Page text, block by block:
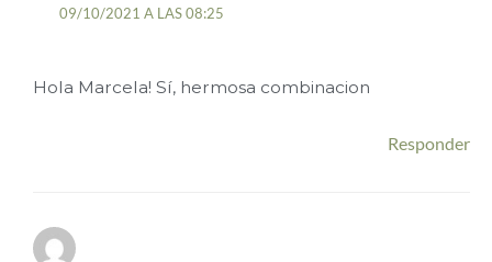
09/10/2021 A LAS 08:25
Hola Marcela! Sí, hermosa combinacion
Responder